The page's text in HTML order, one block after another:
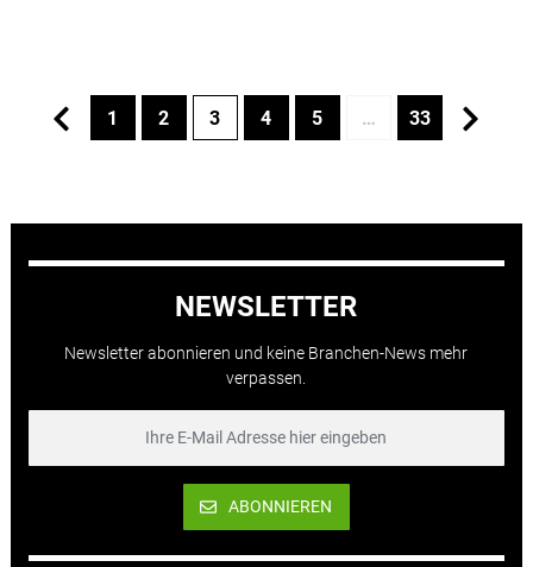
1 2 3 4 5 … 33
NEWSLETTER
Newsletter abonnieren und keine Branchen-News mehr
verpassen.
ABONNIEREN